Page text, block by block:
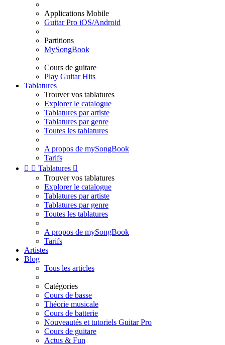
Applications Mobile
Guitar Pro iOS/Android
Partitions
MySongBook
Cours de guitare
Play Guitar Hits
Tablatures
Trouver vos tablatures
Explorer le catalogue
Tablatures par artiste
Tablatures par genre
Toutes les tablatures
A propos de mySongBook
Tarifs
  Tablatures 
Trouver vos tablatures
Explorer le catalogue
Tablatures par artiste
Tablatures par genre
Toutes les tablatures
A propos de mySongBook
Tarifs
Artistes
Blog
Tous les articles
Catégories
Cours de basse
Théorie musicale
Cours de batterie
Nouveautés et tutoriels Guitar Pro
Cours de guitare
Actus & Fun